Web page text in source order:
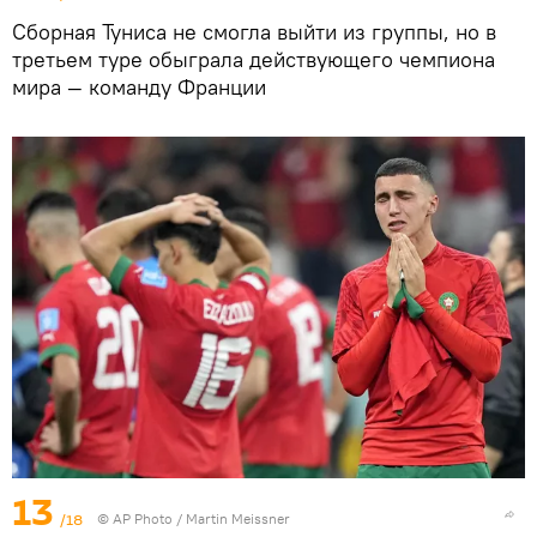
Сборная Туниса не смогла выйти из группы, но в
третьем туре обыграла действующего чемпиона
мира — команду Франции
13 /18 © AP Photo / Martin Meissner